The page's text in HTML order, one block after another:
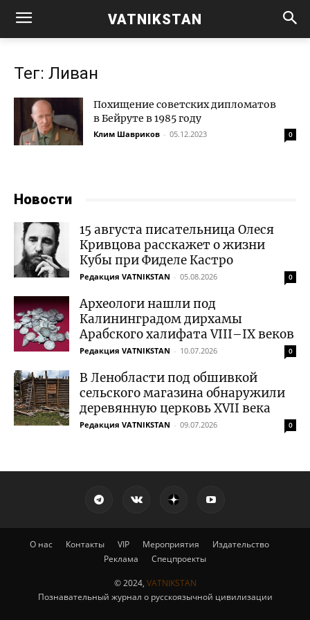
VATNIKSTAN
Тег: Ливан
Похищение советских дипломатов
в Бейруте в 1985 году
Клим Шавриков - 05.12.2023 0
Новости
15 августа писательница Олеся
Кривцова расскажет о жизни
Кубы при Фиделе Кастро
Редакция VATNIKSTAN - 05.08.2026 0
Археологи нашли под
Калининградом дирхамы
Арабского халифата VIII–IX веков
Редакция VATNIKSTAN - 10.07.2026 0
В Ленобласти под обшивкой
сельского магазина обнаружили
деревянную церковь XVII века
Редакция VATNIKSTAN - 09.07.2026 0
О нас Контакты VIP Мероприятия
Издательство
Реклама
Спецпроекты
© 2024, VATNIKSTAN
Познавательный журнал о русскоязычной цивилизации